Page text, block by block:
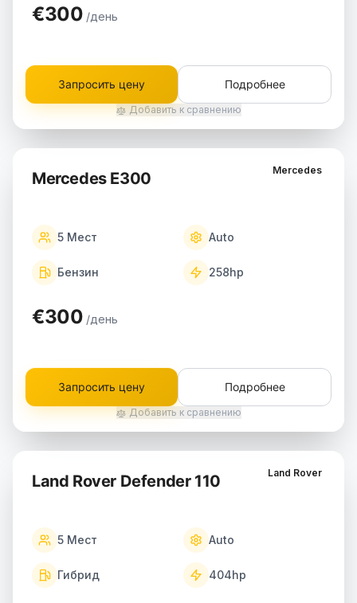
€300 /день
Запросить цену Подробнее
Добавить к сравнению
Mercedes
Mercedes E300
5 Мест Auto
Бензин 258hp
€300 /день
Запросить цену Подробнее
Добавить к сравнению
Land Rover
Land Rover Defender 110
5 Мест Auto
Гибрид 404hp